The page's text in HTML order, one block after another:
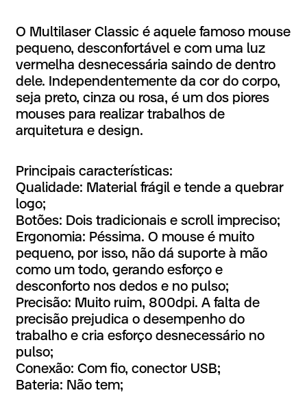
O Multilaser Classic é aquele famoso mouse
pequeno, desconfortável e com uma luz
vermelha desnecessária saindo de dentro
dele. Independentemente da cor do corpo,
seja preto, cinza ou rosa, é um dos piores
mouses para realizar trabalhos de
arquitetura e design.
Principais características:
Qualidade: Material frágil e tende a quebrar
logo;
Botões: Dois tradicionais e scroll impreciso;
Ergonomia: Péssima. O mouse é muito
pequeno, por isso, não dá suporte à mão
como um todo, gerando esforço e
desconforto nos dedos e no pulso;
Precisão: Muito ruim, 800dpi. A falta de
precisão prejudica o desempenho do
trabalho e cria esforço desnecessário no
pulso;
Conexão: Com fio, conector USB;
Bateria: Não tem;